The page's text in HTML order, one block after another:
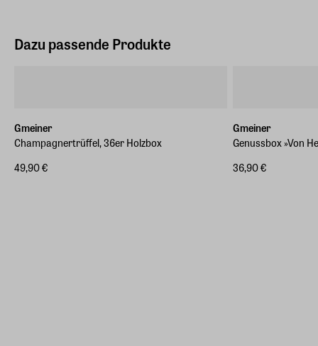
Dazu passende Produkte
Gmeiner
Champagnertrüffel, 36er Holzbox
49,90 €
Gmeiner
Genussbox »Von
36,90 €